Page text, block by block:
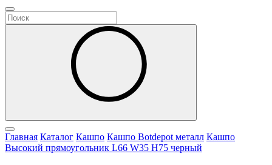
Главная Каталог Кашпо Кашпо Botdepot металл Кашпо
Высокий прямоугольник L66 W35 H75 черный